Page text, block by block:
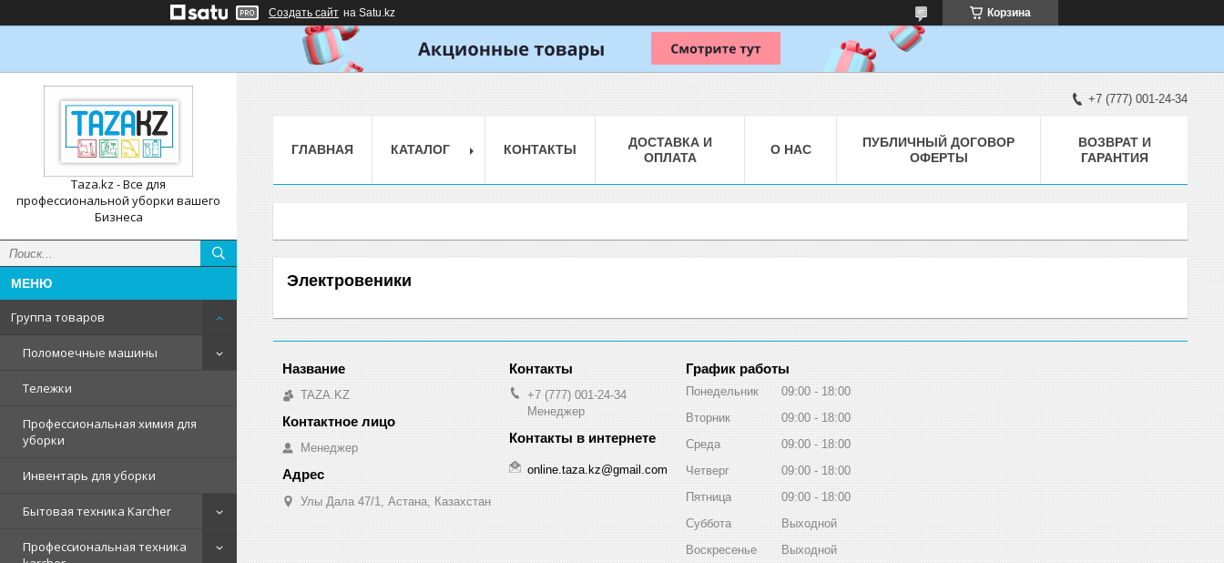
Создать сайт на Satu.kz Корзина
Taza.kz - Все для
профессиональной уборки вашего
Бизнеса
Группа товаров
Поломоечные машины
Тележки
Профессиональная химия для
уборки
Инвентарь для уборки
Бытовая техника Karcher
Профессиональная техника
+7 (777) 001-24-34
ГЛАВНАЯ КАТАЛОГ КОНТАКТЫ
ДОСТАВКА И
ОПЛАТА
О НАС
ПУБЛИЧНЫЙ ДОГОВОР
ОФЕРТЫ
ВОЗВРАТ И
ГАРАНТИЯ
Электровеники
TAZA.KZ
Менеджер
Улы Дала 47/1, Астана, Казахстан
+7 (777) 001-24-34
Менеджер
online.taza.kz@gmail.com
График работы
Понедельник 09:00
18:00
Вторник
09:00
18:00
Среда
09:00
18:00
Четверг
09:00
18:00
Пятница
09:00
18:00
Суббота
Выходной
Воскресенье
Выходной